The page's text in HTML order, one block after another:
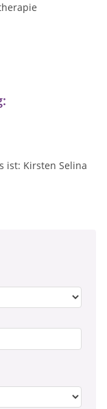
ist: Kirsten Selina